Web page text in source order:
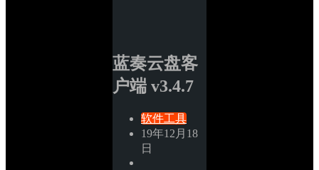
蓝奏云盘客
户端 v3.4.7
软件工具
19年12月18
日